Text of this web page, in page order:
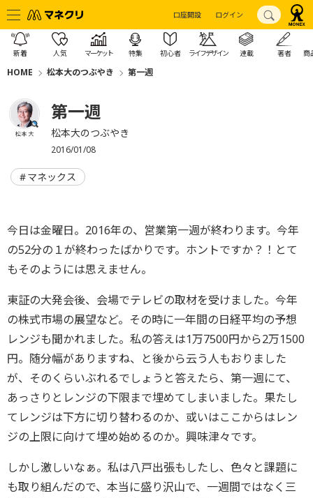
口座開設 ログイン
新着 人気 マーケット 特集 初心者 ライフデザイン 連載 著者 商
HOME 松本大のつぶやき 第一週
松本 大
第一週
松本大のつぶやき
2016/01/08
マネックス
今日は金曜日。2016年の、営業第一週が終わります。今年
の52分の１が終わったばかりです。ホントですか？！とて
もそのようには思えません。
東証の大発会後、会場でテレビの取材を受けました。今年
の株式市場の展望など。その時に一年間の日経平均の予想
レンジも聞かれました。私の答えは1万7500円から2万1500
円。随分幅がありますね、と後から云う人もおりました
が、そのくらいぶれるでしょうと答えたら、第一週にて、
あっさりとレンジの下限まで埋めてしまいました。果たし
てレンジは下方に切り替わるのか、或いはここからはレン
ジの上限に向けて埋め始めるのか。興味津々です。
しかし激しいなぁ。私は八戸出張もしたし、色々と課題に
も取り組んだので、本当に盛り沢山で、一週間ではなく三